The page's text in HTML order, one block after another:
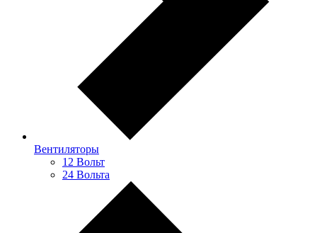
Вентиляторы
12 Вольт
24 Вольта